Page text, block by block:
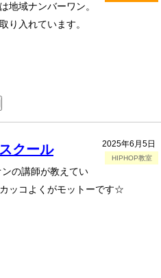
地域ナンバーワン。
り入れています。
2025年6月5日
HIPHOP教室
クール
の講師が教えてい
ッコよくがモットーです☆